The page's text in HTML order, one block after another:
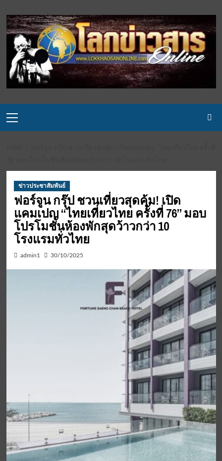
to
content
Menu
ข่าวประชาสัมพันธ์
ฟอร์จูน กรุ๊ป ชวนเที่ยวสุดคุ้ม! เปิด
แคมเปญ “ไทยเที่ยวไทย ครั้งที่ 76” มอบ
โปรโมชั่นห้องพักสุดว้าวกว่า 10
โรงแรมทั่วไทย
admin1 30/10/2025